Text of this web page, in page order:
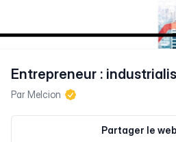
Entrepreneur :
ParMelcion
Partager le